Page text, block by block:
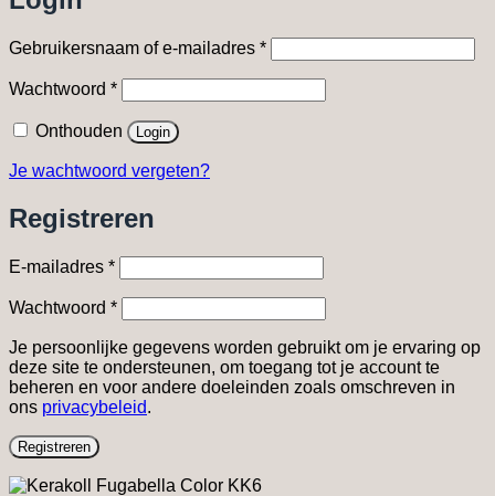
Gebruikersnaam of e-mailadres *Vereist
Wachtwoord *Vereist
Onthouden Login
Je wachtwoord vergeten?
Registreren
E-mailadres *Vereist
Wachtwoord *Vereist
Je persoonlijke gegevens worden gebruikt om je ervaring op
deze site te ondersteunen, om toegang tot je account te
beheren en voor andere doeleinden zoals omschreven in
ons privacybeleid.
Registreren